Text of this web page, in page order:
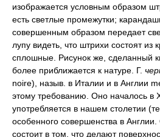
изображается условным образом
есть светлые промежутки;
совершенным образом передает
лупу видеть, что штрихи состоят из
сплошные. Рисунок же, сделанный
более приближается к натуре. Г.
noire), назыв. в Италии и в Англии
этому требованию. Оно началось в
употребляется в нашем столетии
особенного совершенства в
состоит в том, что делают